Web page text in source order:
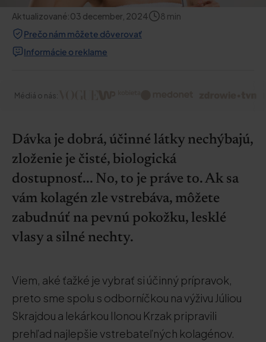
Aktualizované:03 december, 2024 8 min
Prečo nám môžete dôverovať
Informácie o reklame
Médiá o nás:
Dávka je dobrá, účinné látky nechýbajú,
zloženie je čisté, biologická
dostupnosť... No, to je práve to. Ak sa
vám kolagén zle vstrebáva, môžete
zabudnúť na pevnú pokožku, lesklé
vlasy a silné nechty.
Viem, aké ťažké je vybrať si účinný prípravok,
preto sme spolu s odborníčkou na výživu Júliou
Skrajdou a lekárkou Ilonou Krzak pripravili
prehľad najlepšie vstrebateľných kolagénov.